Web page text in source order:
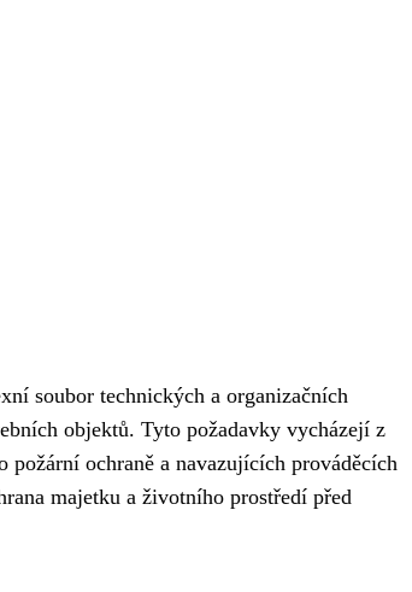
soubor technických a organizačních
objektů. Tyto požadavky vycházejí z
ochraně a navazujících prováděcích
majetku a životního prostředí před